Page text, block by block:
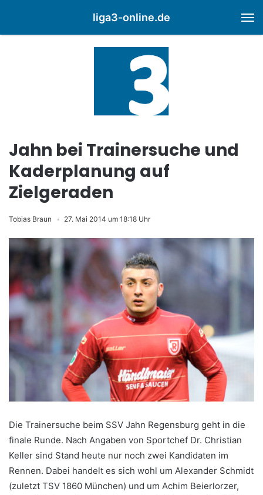
liga3-online.de
Jahn bei Trainersuche und
Kaderplanung auf
Zielgeraden
Tobias Braun 27. Mai 2014 um 18:18 Uhr
Die Trainersuche beim SSV Jahn Regensburg geht in die
finale Runde. Nach Angaben von Sportchef Dr. Christian
Keller sind Stand heute nur noch zwei Kandidaten im
Rennen. Dabei handelt es sich wohl um Alexander Schmidt
(zuletzt TSV 1860 München) und um Achim Beierlorzer,